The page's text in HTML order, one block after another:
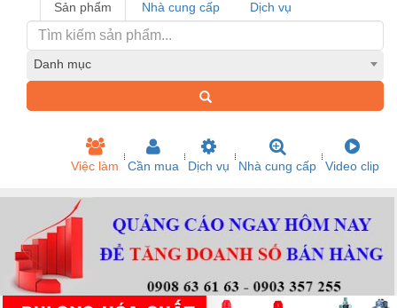
Sản phẩm Nhà cung cấp Dịch vụ
Danh mục
Việc làm Cần mua Dịch vụ Nhà cung cấp Video clip